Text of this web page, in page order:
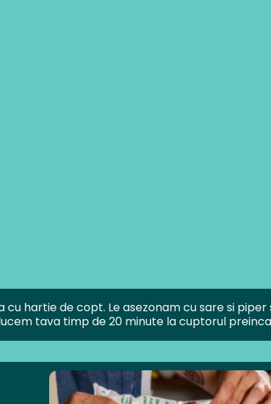
hartie de copt. Le asezonam cu sare si piper
tava timp de 20 minute la cuptorul